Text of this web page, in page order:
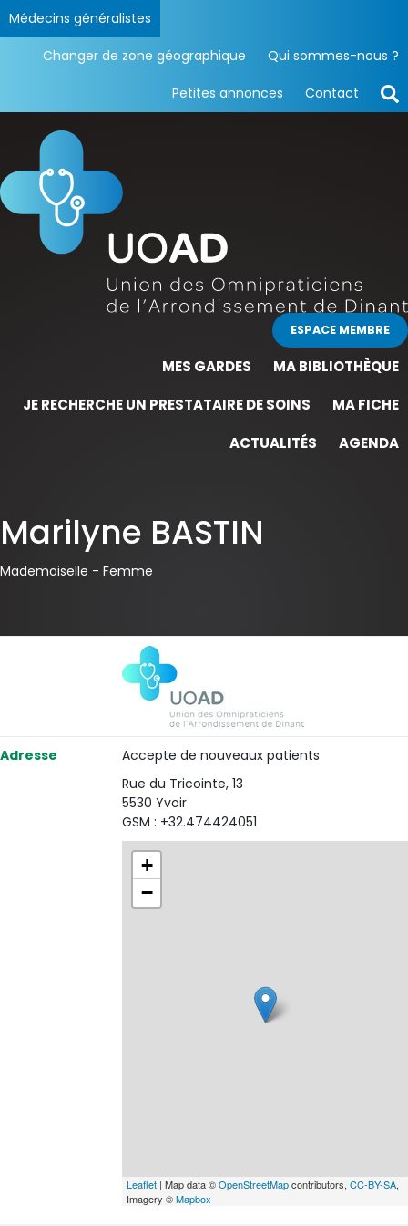
Médecins généralistes
Changer de zone géographique Qui sommes-nous ?
Petites annonces Contact
ESPACE MEMBRE
MES GARDES
MA BIBLIOTHÈQUE
JE RECHERCHE UN PRESTATAIRE DE SOINS
MA FICHE
ACTUALITÉS
AGENDA
Marilyne BASTIN
Mademoiselle - Femme
Adresse
Accepte de nouveaux patients
Rue du Tricointe, 13
5530 Yvoir
GSM : +32.474424051
+
−
Leaflet | Map data ©OpenStreetMapcontributors,CC-BY-SA,
Imagery ©Mapbox